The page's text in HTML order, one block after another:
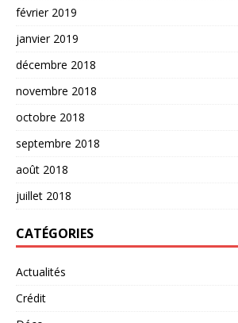
février 2019
janvier 2019
décembre 2018
novembre 2018
octobre 2018
septembre 2018
août 2018
juillet 2018
CATÉGORIES
Actualités
Crédit